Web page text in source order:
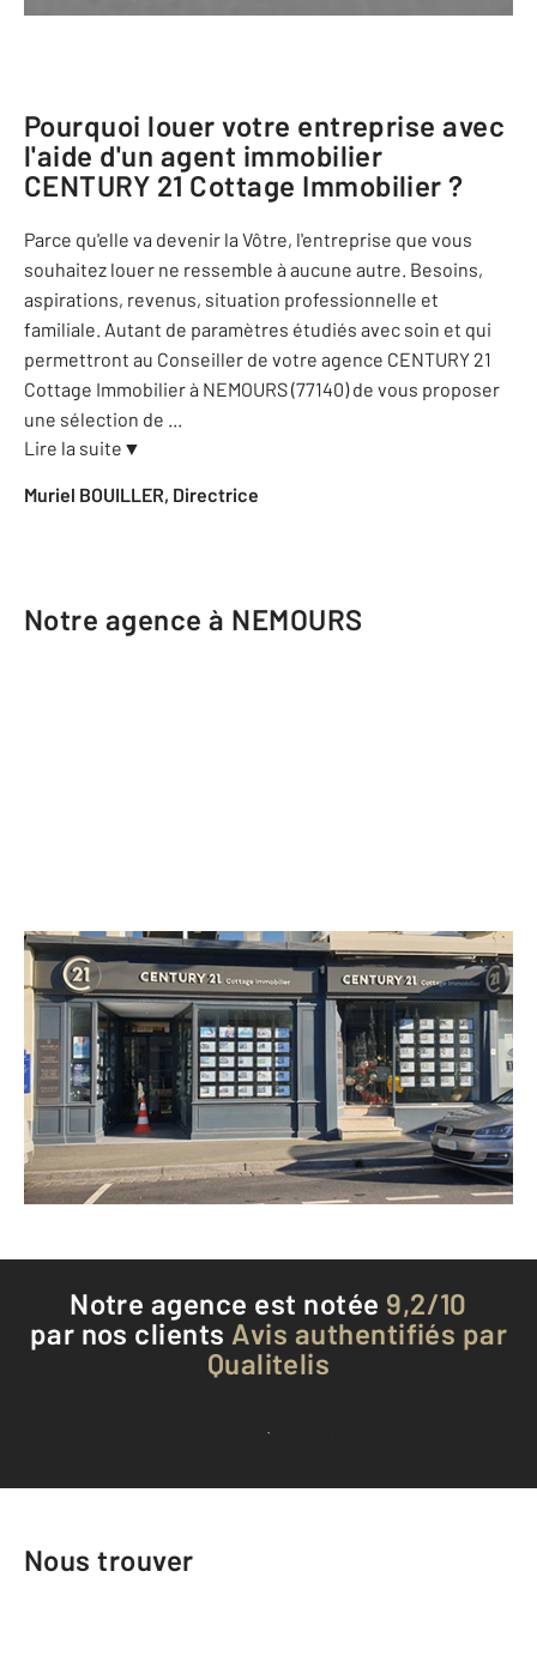
Pourquoi louer votre entreprise avec
l'aide d'un agent immobilier
CENTURY 21 Cottage Immobilier ?
Parce qu'elle va devenir la Vôtre, l'entreprise que vous
souhaitez louer ne ressemble à aucune autre. Besoins,
aspirations, revenus, situation professionnelle et
familiale. Autant de paramètres étudiés avec soin et qui
permettront au Conseiller de votre agence CENTURY 21
Cottage Immobilier à NEMOURS (77140) de vous proposer
une sélection de ...
Lire la suite ▼
Muriel BOUILLER, Directrice
Notre agence à NEMOURS
CENTURY 21 Cottage Immobilier
22 place de la République
NEMOURS - 77140
Envoyer un message
Téléphoner à l'agence
Notre agence est notée 9,2/10
par nos clients Avis authentifiés par
Qualitelis
Voir tous les avis clients
Nous trouver